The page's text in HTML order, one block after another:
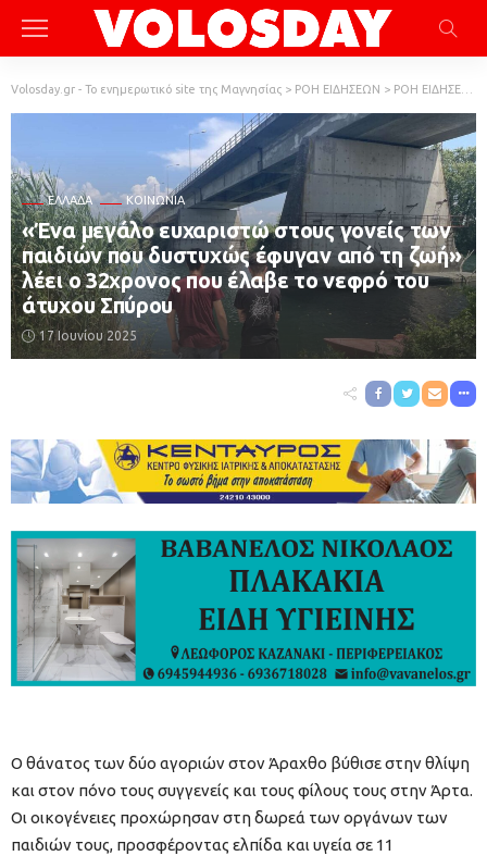
Volosday.gr - Το ενημερωτικό site της Μαγνησίας > ΡΟΗ ΕΙΔΗΣΕΩΝ > ΡΟΗ ΕΙΔΗΣΕΩΝ
ΕΛΛΆΔΑ ΚΟΙΝΩΝΙΑ
«Ένα μεγάλο ευχαριστώ στους γονείς των
παιδιών που δυστυχώς έφυγαν από τη ζωή»
λέει ο 32χρονος που έλαβε το νεφρό του
άτυχου Σπύρου
17 Ιουνίου 2025
O θάνατος των δύο αγοριών στον Άραχθο βύθισε στην θλίψη
και στον πόνο τους συγγενείς και τους φίλους τους στην Άρτα.
Οι οικογένειες προχώρησαν στη δωρεά των οργάνων των
παιδιών τους, προσφέροντας ελπίδα και υγεία σε 11